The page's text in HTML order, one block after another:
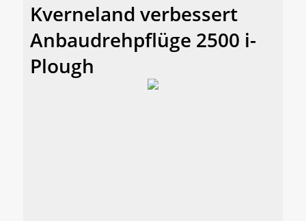
Kverneland verbessert
Anbaudrehpflüge 2500 i-
Plough